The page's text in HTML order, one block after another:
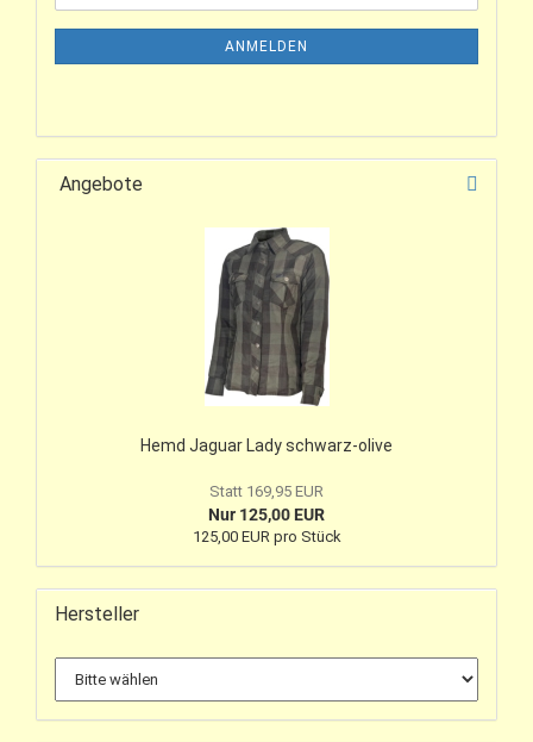
ANMELDEN
Angebote
Hemd Jaguar Lady schwarz-olive
Statt 169,95 EUR
Nur 125,00 EUR
125,00 EUR pro Stück
Hersteller